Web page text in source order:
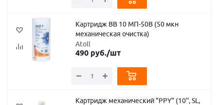
Картридж BB 10 МП-50B (50 мкн
механическая очистка)
Atoll
490руб./шт
Картридж механический "PPY" (10'', SL,